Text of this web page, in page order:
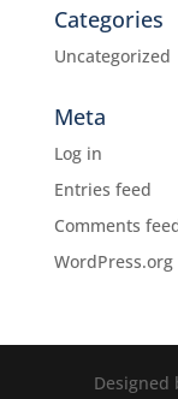
Categories
Uncategorized
Meta
Log in
Entries feed
Comments
WordPress.org
Designed